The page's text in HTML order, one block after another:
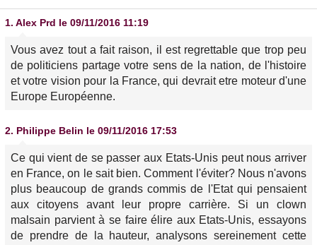
1. Alex Prd le 09/11/2016 11:19
Vous avez tout a fait raison, il est regrettable que trop peu
de politiciens partage votre sens de la nation, de l'histoire
et votre vision pour la France, qui devrait etre moteur d'une
Europe Européenne.
2. Philippe Belin le 09/11/2016 17:53
Ce qui vient de se passer aux Etats-Unis peut nous arriver
en France, on le sait bien. Comment l'éviter? Nous n'avons
plus beaucoup de grands commis de l'Etat qui pensaient
aux citoyens avant leur propre carrière. Si un clown
malsain parvient à se faire élire aux Etats-Unis, essayons
de prendre de la hauteur, analysons sereinement cette